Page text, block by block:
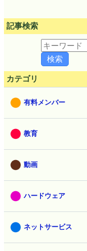
記事検索
カテゴリ
有料メンバー
教育
動画
ハードウェア
ネットサービス